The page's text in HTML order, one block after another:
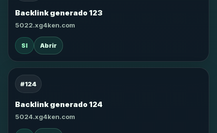
Backlink generado 123
5022.xg4ken.com
SI Abrir
#124
Backlink generado 124
5024.xg4ken.com